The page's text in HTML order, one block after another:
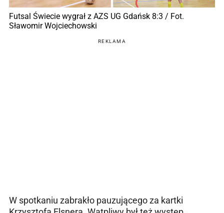
Futsal Świecie wygrał z AZS UG Gdańsk 8:3 / Fot.
Sławomir Wojciechowski
REKLAMA
W spotkaniu zabrakło pauzującego za kartki